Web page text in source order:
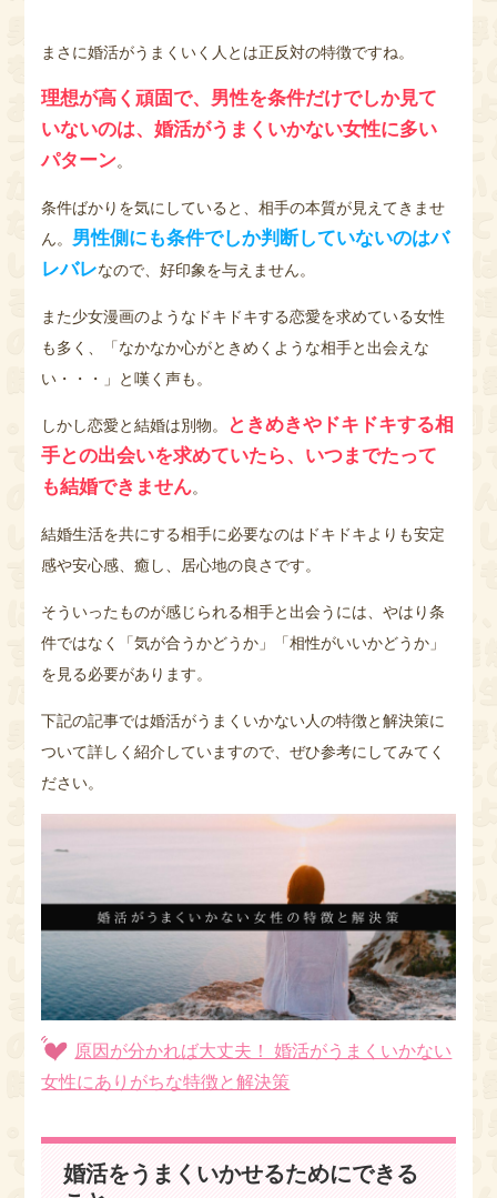
まさに婚活がうまくいく人とは正反対の特徴ですね。
理想が高く頑固で、男性を条件だけでしか見て
いないのは、婚活がうまくいかない女性に多い
パターン。
条件ばかりを気にしていると、相手の本質が見えてきませ
ん。 男性側にも条件でしか判断していないのはバ
レバレなので、好印象を与えません。
また少女漫画のようなドキドキする恋愛を求めている女性
も多く、「なかなか心がときめくような相手と出会えな
い・・・」と嘆く声も。
しかし恋愛と結婚は別物。
ときめきやドキドキする相
手との出会いを求めていたら、いつまでたって
も結婚できません。
結婚生活を共にする相手に必要なのはドキドキよりも安定
感や安心感、癒し、居心地の良さです。
そういったものが感じられる相手と出会うには、やはり条
件ではなく「気が合うかどうか」「相性がいいかどうか」
を見る必要があります。
下記の記事では婚活がうまくいかない人の特徴と解決策に
ついて詳しく紹介していますので、ぜひ参考にしてみてく
ださい。
原因が分かれば大丈夫！ 婚活がうまくいかない
女性にありがちな特徴と解決策
婚活をうまくいかせるためにできる